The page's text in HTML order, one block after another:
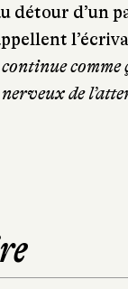
détour d’un
comme
de